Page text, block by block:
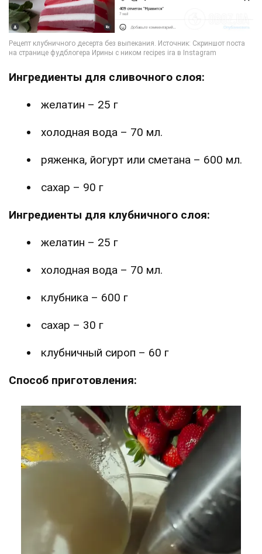
Ингредиенты для сливочного слоя:
желатин – 25 г
холодная вода – 70 мл.
ряженка, йогурт или сметана – 600 мл.
сахар – 90 г
Ингредиенты для клубничного слоя:
желатин – 25 г
холодная вода – 70 мл.
клубника – 600 г
сахар – 30 г
клубничный сироп – 60 г
Способ приготовления: